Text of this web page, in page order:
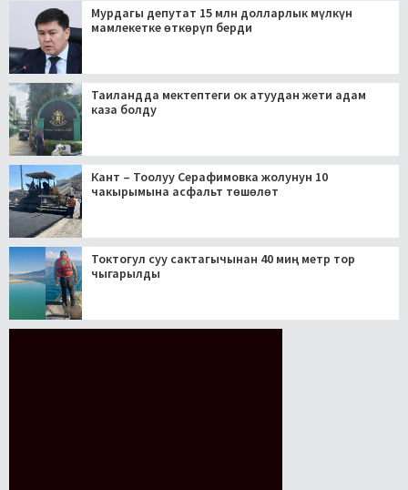
Мурдагы депутат 15 млн долларлык мүлкүн
мамлекетке өткөрүп берди
Таиландда мектептеги ок атуудан жети адам
каза болду
Кант – Тоолуу Серафимовка жолунун 10
чакырымына асфальт төшөлөт
Токтогул суу сактагычынан 40 миң метр тор
чыгарылды